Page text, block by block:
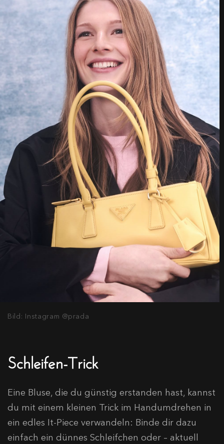
Bild: Instagram @prada
Schleifen-Trick
Eine Bluse, die du günstig erstanden hast, kannst
du mit einem kleinen Trick im Handumdrehen in
ein edles It-Piece verwandeln: Binde dir dazu
einfach ein dünnes Schleifchen oder – aktuell